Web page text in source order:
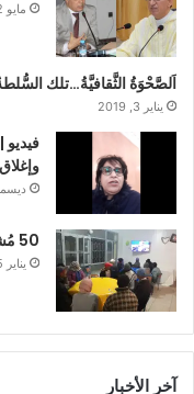
مايو 12, 2019
اَلصَّحْوَةُ الثَّقافيَّةُ…تلك
يناير 3, 2019
فيديو
ديسمبر 24,
50 مُشرّدًا يَسْتَفيدُون من “عملية دفء” بخريبكة
يناير 5, 2019
آخر الأخبار